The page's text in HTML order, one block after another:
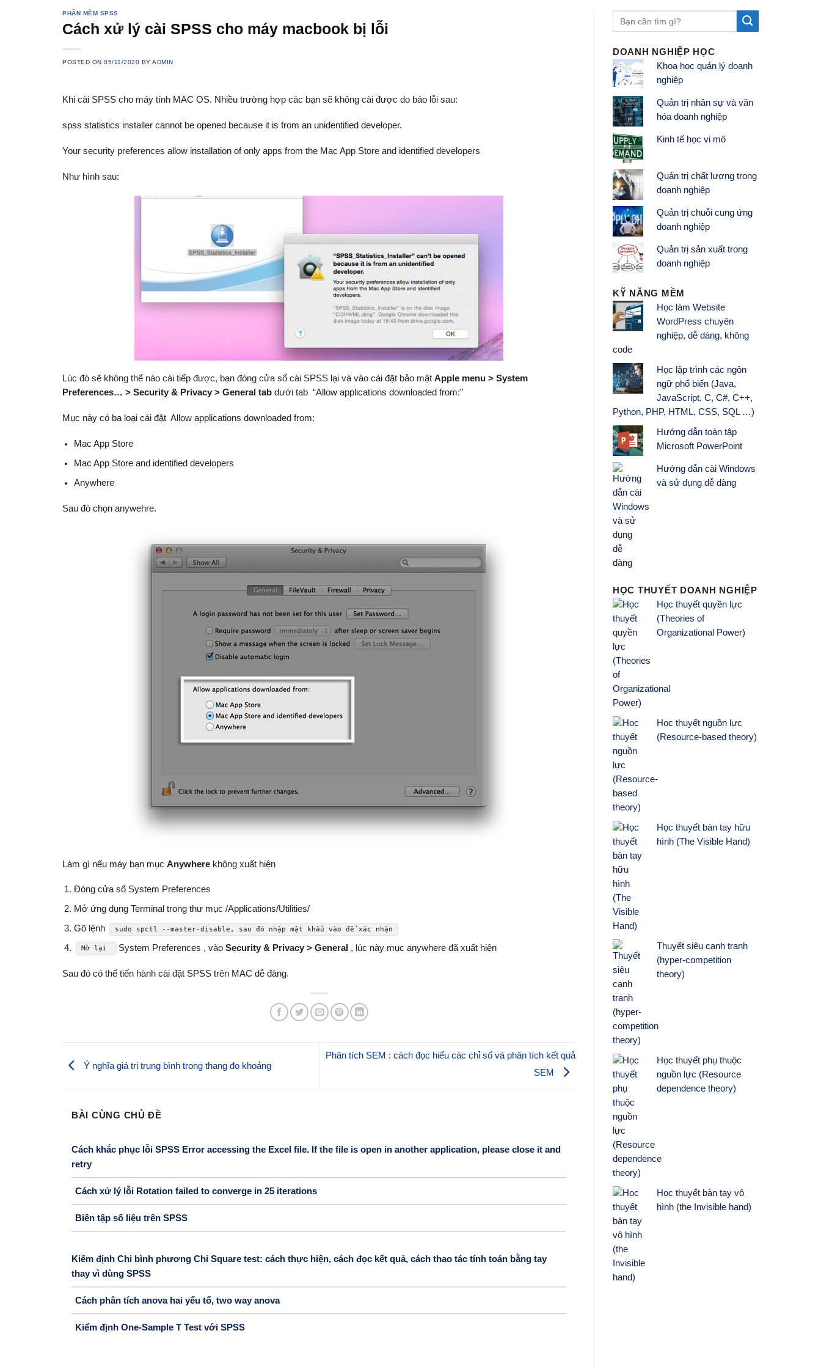
PHẦN MỀM SPSS
Cách xử lý cài SPSS cho máy macbook bị lỗi
POSTED ON05/11/2020 BYADMIN
Khi cài SPSS cho máy tính MAC OS. Nhiều trường hợp các bạn sẽ không cài được do báo lỗi sau:
spss statistics installer cannot be opened because it is from an unidentified developer.
Your security preferences allow installation of only apps from the Mac App Store and identified developers
Như hình sau:
Lúc đó sẽ không thể nào cài tiếp được, bạn đóng cửa sổ cài SPSS lại và vào cài đặt bảo mật Apple menu > System
Preferences… > Security & Privacy > General tab dưới tab “Allow applications downloaded from:”
Mục này có ba loại cài đặt Allow applications downloaded from:
Mac App Store
Mac App Store and identified developers
Anywhere
Sau đó chọn anywehre.
Làm gì nếu máy bạn mục Anywhere không xuất hiện
Đóng cửa sổ System Preferences
Mở ứng dụng Terminal trong thư mục /Applications/Utilities/
Gõ lệnh
sudo spctl --master-disable, sau đó nhập mật khẩu vào để xác nhận
Mở lại System Preferences , vàoSecurity & Privacy > General , lúc này mục anywhere đã xuất hiện
Sau đó có thể tiến hành cài đặt SPSS trên MAC dễ đàng.
Ý nghĩa giá trị trung bình trong thang đo khoảng
Phân tích SEM : cách đọc hiểu các chỉ số và phân tích kết quả
SEM
BÀI CÙNG CHỦ ĐỀ
Cách khắc phục lỗi SPSS Error accessing the Excel file. If the file is open in another application, please close it and
retry
Cách xử lý lỗi Rotation failed to converge in 25 iterations
Biên tập số liệu trên SPSS
Kiểm định Chi bình phương Chi Square test: cách thực hiện, cách đọc kết quả, cách thao tác tính toán bằng tay
thay vì dùng SPSS
Cách phân tích anova hai yếu tố, two way anova
Kiểm định One-Sample T Test với SPSS
DOANH NGHIỆP HỌC
Khoa học quản lý doanh
nghiệp
Quản trị nhân sự và văn
hóa doanh nghiệp
Kinh tế học vi mô
Quản trị chất lượng trong
doanh nghiệp
Quản trị chuỗi cung ứng
doanh nghiệp
Quản trị sản xuất trong
doanh nghiệp
KỸ NĂNG MỀM
Học làm Website
WordPress chuyên
nghiệp, dễ dàng, không
code
Học lập trình các ngôn
ngữ phổ biến (Java,
JavaScript, C, C#, C++,
Python, PHP, HTML, CSS, SQL …)
Hướng dẫn toàn tập
Microsoft PowerPoint
Hướng dẫn cài Windows
và sử dụng dễ dàng
HỌC THUYẾT DOANH NGHIỆP
Học thuyết quyền lực
(Theories of
Organizational Power)
Học thuyết nguồn lực
(Resource-based theory)
Học thuyết bàn tay hữu
hình (The Visible Hand)
Thuyết siêu cạnh tranh
(hyper-competition
theory)
Học thuyết phụ thuộc
nguồn lực (Resource
dependence theory)
Học thuyết bàn tay vô
hình (the Invisible hand)